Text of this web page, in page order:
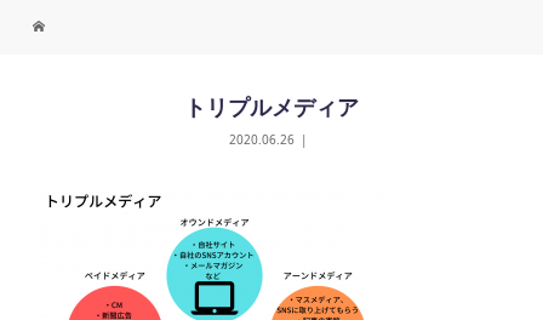
トリプルメディア
2020.06.26